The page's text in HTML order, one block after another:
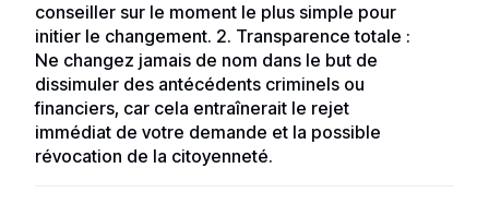
conseiller sur le moment le plus simple pour
initier le changement. 2. Transparence totale :
Ne changez jamais de nom dans le but de
dissimuler des antécédents criminels ou
financiers, car cela entraînerait le rejet
immédiat de votre demande et la possible
révocation de la citoyenneté.